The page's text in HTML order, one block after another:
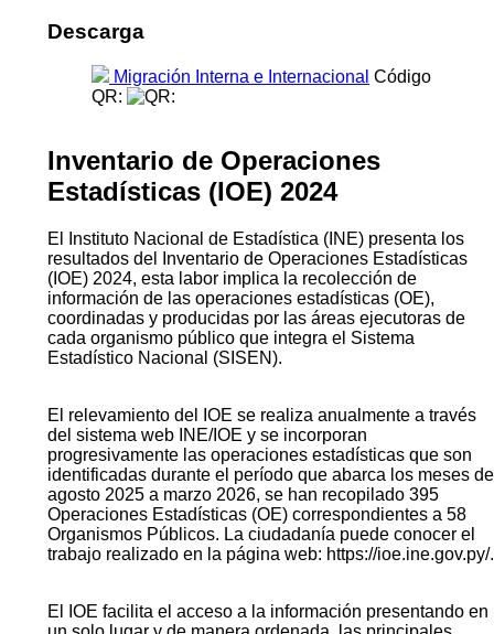
Descarga
Migración Interna e Internacional Código
QR:
Inventario de Operaciones
Estadísticas (IOE) 2024
El Instituto Nacional de Estadística (INE) presenta los
resultados del Inventario de Operaciones Estadísticas
(IOE) 2024, esta labor implica la recolección de
información de las operaciones estadísticas (OE),
coordinadas y producidas por las áreas ejecutoras de
cada organismo público que integra el Sistema
Estadístico Nacional (SISEN).
El relevamiento del IOE se realiza anualmente a través
del sistema web INE/IOE y se incorporan
progresivamente las operaciones estadísticas que son
identificadas durante el período que abarca los meses de
agosto 2025 a marzo 2026, se han recopilado 395
Operaciones Estadísticas (OE) correspondientes a 58
Organismos Públicos. La ciudadanía puede conocer el
trabajo realizado en la página web: https://ioe.ine.gov.py/.
El IOE facilita el acceso a la información presentando en